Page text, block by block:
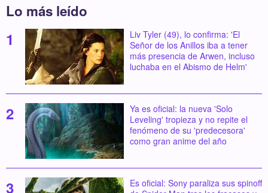
Lo más leído
Liv Tyler (49), lo confirma: 'El
Señor de los Anillos iba a tener
más presencia de Arwen, incluso
luchaba en el Abismo de Helm'
Ya es oficial: la nueva 'Solo
Leveling' tropieza y no repite el
fenómeno de su 'predecesora'
como gran anime del año
Es oficial: Sony paraliza sus spinoff